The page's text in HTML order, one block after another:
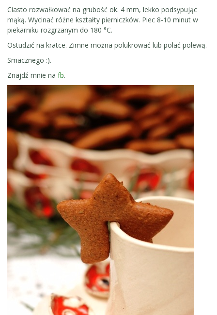
Ciasto rozwałkować na grubość ok. 4 mm, lekko podsypując
mąką. Wycinać różne kształty pierniczków. Piec 8-10 minut w
piekarniku rozgrzanym do 180 °C.
Ostudzić na kratce. Zimne można polukrować lub polać polewą.
Smacznego :).
Znajdź mnie na fb.